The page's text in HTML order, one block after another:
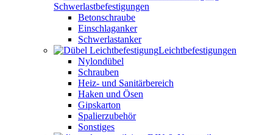
Schwerlastbefestigungen
Betonschraube
Einschlaganker
Schwerlastanker
Leichtbefestigungen
Nylondübel
Schrauben
Heiz- und Sanitärbereich
Haken und Ösen
Gipskarton
Spalierzubehör
Sonstiges